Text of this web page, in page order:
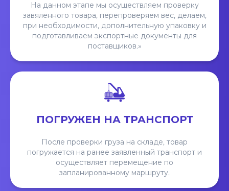
На данном этапе мы осуществляем проверку
завяленного товара, перепроверяем вес, делаем,
при необходимости, дополнительную упаковку и
подготавливаем экспортные документы для
поставщиков.»
ПОГРУЖЕН НА ТРАНСПОРТ
После проверки груза на складе, товар
погружается на ранее заявленный транспорт и
осуществляет перемещение по
запланированному маршруту.